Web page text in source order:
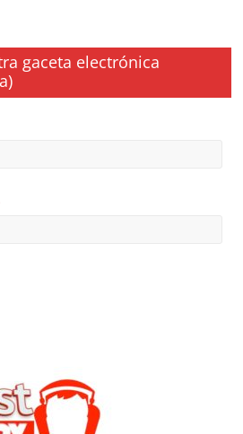
gaceta electrónica